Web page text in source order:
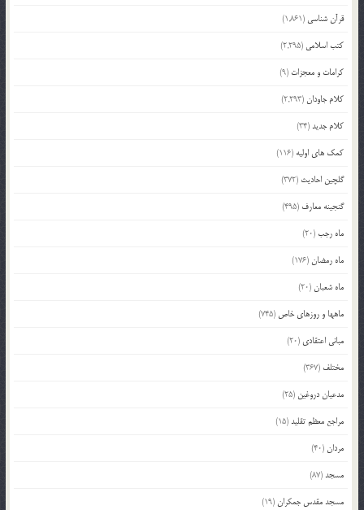
قرآن شناسی (1,861)
کتب اسلامی (2,295)
کرامات و معجزات (9)
کلام جاودان (2,293)
کلام جدید(34)
کمک های اولیه (116)
گلچین احادیث (372)
گنجینه معارف (495)
ماه رجب(20)
ماه رمضان (176)
ماه شعبان (20)
ماهها و روزهای خاص (745)
مبانی اعتقادی (20)
مختلف (367)
مدعیان دروغین (25)
مراجع معظم تقلید(15)
مردان (40)
مسجد(87)
مسجد مقدس جمکران (19)